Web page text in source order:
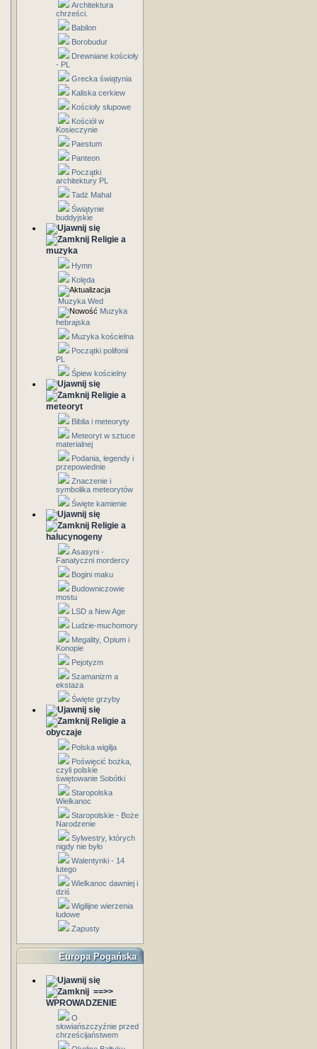
Architektura
chrześci.
Babilon
Borobudur
Drewniane kościoły
- PL
Grecka świątynia
Kaliska cerkiew
Kościoły słupowe
Kościół w
Kosieczynie
Paestum
Panteon
Początki
architektury PL
Tadż Mahal
Świątynie
buddyjskie
Religie a
muzyka
Hymn
Kolęda
Muzyka Wed
Muzyka
hebrajska
Muzyka kościelna
Początki polifonii
PL
Śpiew kościelny
Religie a
meteoryt
Biblia i meteoryty
Meteoryt w sztuce
materialnej
Podania, legendy i
przepowiednie
Znaczenie i
symbolika meteorytów
Święte kamienie
Religie a
halucynogeny
Asasyni -
Fanatyczni mordercy
Bogini maku
Budowniczowie
mostu
LSD a New Age
Ludzie-muchomory
Megality, Opium i
Konopie
Pejotyzm
Szamanizm a
ekstaza
Święte grzyby
Religie a
obyczaje
Polska wigilja
Poświęcić bożka,
czyli polskie
świętowanie Sobótki
Staropolska
Wielkanoc
Staropolskie - Boże
Narodzenie
Sylwestry, których
nigdy nie było
Walentynki - 14
lutego
Wielkanoc dawniej i
dziś
Wigilijne wierzenia
ludowe
Zapusty
Europa Pogańska
==>>
WPROWADZENIE
O
słowiańszczyźnie przed
chrześcijaństwem